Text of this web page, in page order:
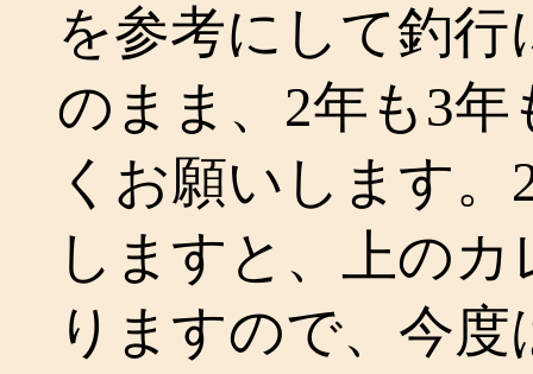
を参考にして釣
のまま、2年も3
くお願いします
しますと、上の
りますので、今